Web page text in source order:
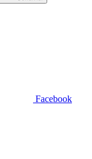
Facebook